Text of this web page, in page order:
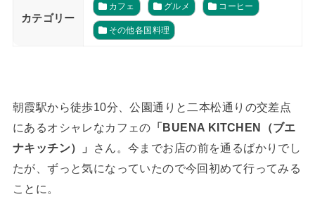
カテゴリー
カフェ グルメ コーヒー
その他各国料理
朝霞駅から徒歩10分、公園通りと二本松通りの交差点
にあるオシャレなカフェの 「BUENA KITCHEN（ブエ
ナキッチン）」
さん。今までお店の前を通るばかりでし
たが、ずっと気になっていたので今回初めて行ってみる
ことに。